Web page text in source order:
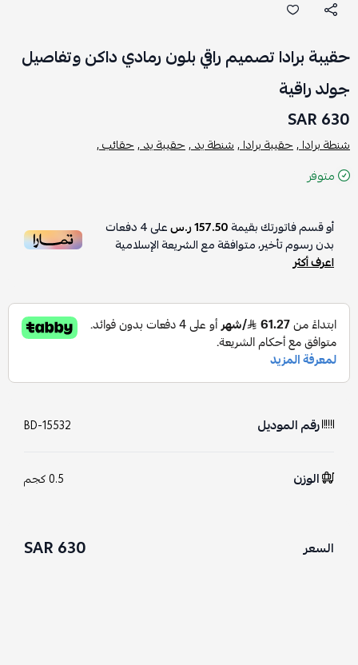
حقيبة برادا تصميم راقي بلون رمادي داكن وتفاصيل
جولد راقية
630 SAR
شنطة برادا ,حقيبة برادا ,شنطة يد ,حقيبة يد ,حقائب ,
متوفر
أو قسم فاتورتك بقيمة157.50 ر.س على4دفعات
بدون رسوم تأخير، متوافقة مع الشريعة الإسلامية
اعرف أكثر
رقم الموديل BD-15532
الوزن 0.5 كجم
السعر 630 SAR